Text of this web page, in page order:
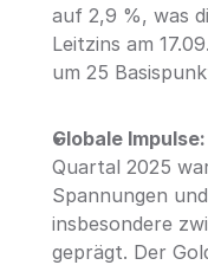
auf 2,9 %, was
Leitzins am
um 25
Globale Impulse:
Quartal 2025
Spannungen
insbesondere
geprägt. Der